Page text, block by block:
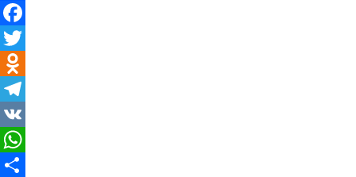
Facebook
Twitter
Odnoklassniki
Telegram
VK
WhatsApp